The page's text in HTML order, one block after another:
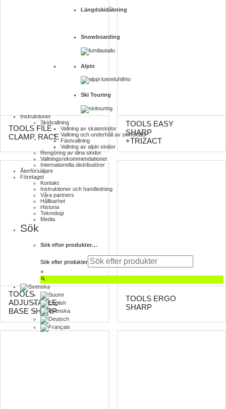
Längdskidåkning
Snowboarding
Alpin
Ski Touring
Instruktioner
Skidvallning
Vallning av skateskidor
Vallning och underhåll av skinskidor
Fästvallning
Vallning av alpin skidor
Rengöring av dina skidor
Vallnings­rekommendationer
Internationella distributörer
Återförsäljare
Företaget
Kontakt
Instruktioner och handledning
Våra partners
Hållbarhet
Historia
Teknologi
Media
Sök
Sök efter produkter…
Sök efter produkter
×
TOOLS FILE
CLAMP, RACE
TOOLS EASY
SHARP
+TRIZACT
TOOLS
ADJUSTABLE
BASE SHARP
TOOLS ERGO
SHARP